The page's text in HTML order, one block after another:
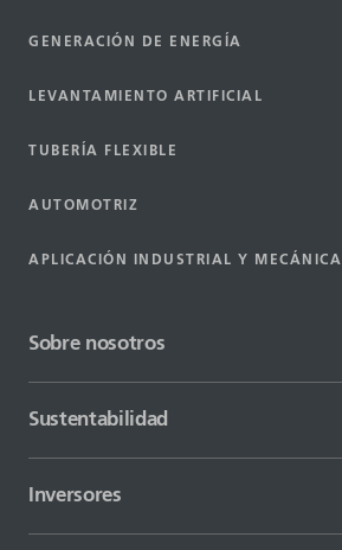
GENERACIÓN DE ENERGÍA
LEVANTAMIENTO ARTIFICIAL
TUBERÍA FLEXIBLE
AUTOMOTRIZ
APLICACIÓN INDUSTRIAL Y MECÁNICA
Sobre nosotros
Sustentabilidad
Inversores